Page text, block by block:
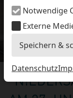
Notwendige
Externe
Speichern &
Datenschutz
Hausordnung
Arbeiten im
Ausbildung
Freiwilliges
Mitarbeiter:in
Patenschaften
Förderverein
Aktuelles